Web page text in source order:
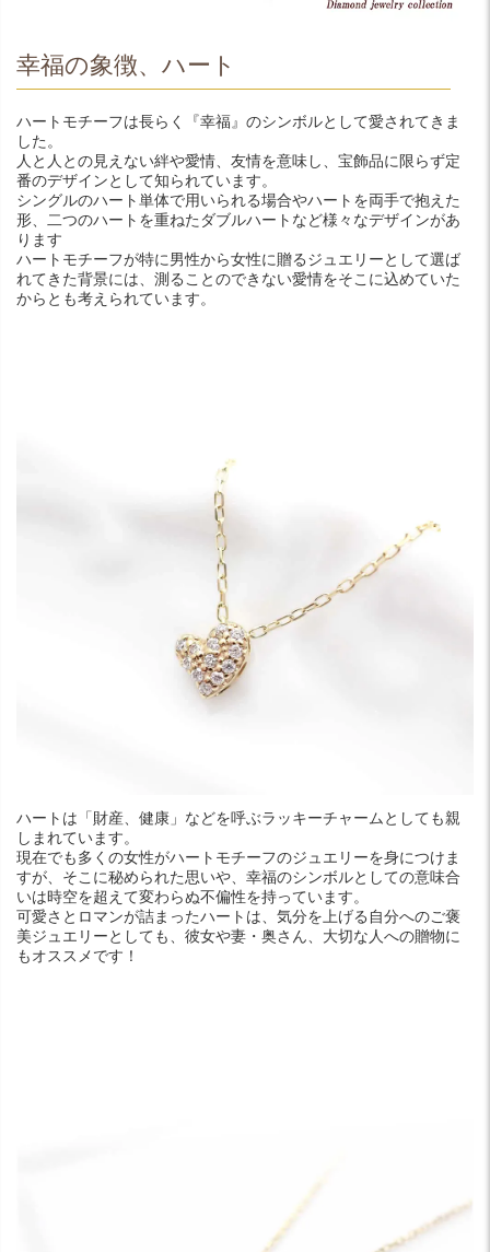
幸福の象徴、ハート
ハートモチーフは長らく『幸福』のシンボルとして愛されてきま
した。
人と人との見えない絆や愛情、友情を意味し、宝飾品に限らず定
番のデザインとして知られています。
シングルのハート単体で用いられる場合やハートを両手で抱えた
形、二つのハートを重ねたダブルハートなど様々なデザインがあ
ります
ハートモチーフが特に男性から女性に贈るジュエリーとして選ば
れてきた背景には、測ることのできない愛情をそこに込めていた
からとも考えられています。
ハートは「財産、健康」などを呼ぶラッキーチャームとしても親
しまれています。
現在でも多くの女性がハートモチーフのジュエリーを身につけま
すが、そこに秘められた思いや、幸福のシンボルとしての意味合
いは時空を超えて変わらぬ不偏性を持っています。
可愛さとロマンが詰まったハートは、気分を上げる自分へのご褒
美ジュエリーとしても、彼女や妻・奥さん、大切な人への贈物に
もオススメです！